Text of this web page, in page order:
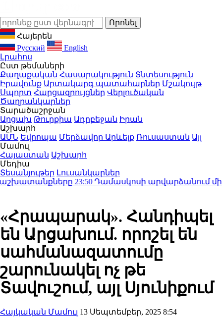
Հայերեն
Русский
English
Լրահոս
Ըստ թեմաների
Քաղաքական Հասարակություն Տնտեսություն
Իրավունք Արտակարգ պատահարներ Մշակույթ
Սպորտ Հարցազրույցներ Վերլուծական
Ծաղրանկարներ
Տարածաշրջան
Արցախ Թուրքիա Ադրբեջան Իրան
Աշխարհ
ԱՄՆ Եվրոպա Մերձավոր Արևելք Ռուսաստան Այլ
Մամուլ
Հայաստան Աշխարհ
Մեդիա
Տեսանյութեր Լուսանկարներ
23:50 Դամասկոսի արվարձանում
«Հրապարակ». Հանդիպել
են Արցախում. որոշել են
սահմանազատումը
շարունակել ոչ թե
Տավուշում, այլ Սյունիքում
Հայկական Մամուլ 13 Սեպտեմբեր, 2025 8:54